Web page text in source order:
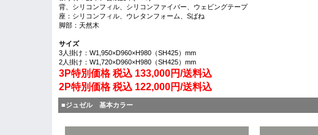
背、シリコンフィル、シリコンファイバー、ウェビングテープ
座：シリコンフィル、ウレタンフォーム、Sばね
脚部：天然木
サイズ
3人掛け：W1,950×D960×H980（SH425）mm
2人掛け：W1,720×D960×H980（SH425）mm
3P特別価格 税込 133,000円/送料込
2P特別価格 税込 122,000円/送料込
■ジュゼル 基本カラー